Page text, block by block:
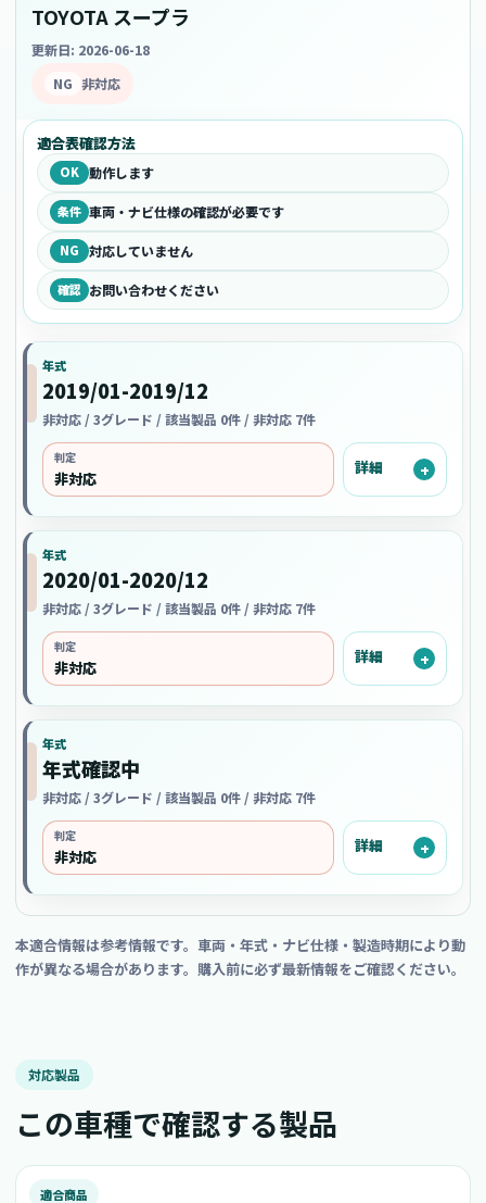
TOYOTA スープラ
更新日: 2026-06-18
NG 非対応
適合表確認方法
OK 動作します
条件 車両・ナビ仕様の確認が必要です
NG 対応していません
確認 お問い合わせください
年式
2019/01-2019/12
非対応 / 3グレード / 該当製品 0件 / 非対応 7件
判定
非対応
詳細
年式
2020/01-2020/12
非対応 / 3グレード / 該当製品 0件 / 非対応 7件
判定
非対応
詳細
年式
年式確認中
非対応 / 3グレード / 該当製品 0件 / 非対応 7件
判定
非対応
詳細
本適合情報は参考情報です。車両・年式・ナビ仕様・製造時期により動
作が異なる場合があります。購入前に必ず最新情報をご確認ください。
対応製品
この車種で確認する製品
適合商品